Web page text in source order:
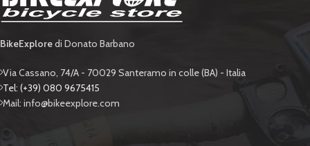
BikeExploredi Donato Barbano
Via Cassano, 74/A - 70029 Santeramo in colle (BA) - Italia
Tel: (+39) 080 9675415
Mail: info@bikeexplore.com